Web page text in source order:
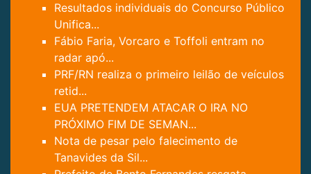
Resultados individuais do Concurso Público
Unifica...
Fábio Faria, Vorcaro e Toffoli entram no
radar apó...
PRF/RN realiza o primeiro leilão de veículos
retid...
EUA PRETENDEM ATACAR O IRA NO
PRÓXIMO FIM DE SEMAN...
Nota de pesar pelo falecimento de
Tanavides da Sil...